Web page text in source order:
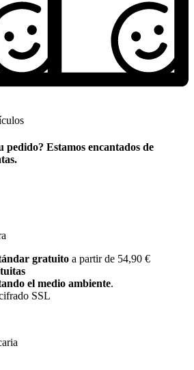
pedido? Estamos encantados de
gratuito a partir de 54,90 €
el medio ambiente.
SSL